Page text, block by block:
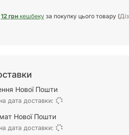
12 грнкешбекуза покупку цього товару (
Нової Пошти
дата доставки:
Нової Пошти
дата доставки: